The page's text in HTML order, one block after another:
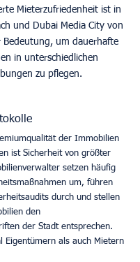
und Dubai Media City von
Bedeutung, um dauerhafte
in unterschiedlichen
zu pflegen.
der Immobilien
ist Sicherheit von größter
setzen häufig
um, führen
durch und stellen
den
der Stadt entsprechen.
Eigentümern als auch Mietern